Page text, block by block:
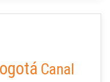
Canal